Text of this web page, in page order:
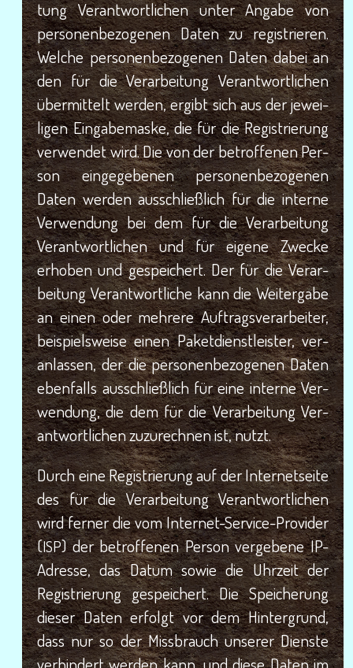
tung Ver­ant­wort­li­chen unter Anga­be von
per­so­nen­be­zo­ge­nen Daten zu regis­trie­ren.
Wel­che per­so­nen­be­zo­ge­nen Daten dabei an
den für die Ver­ar­bei­tung Ver­ant­wort­li­chen
über­mit­telt wer­den, ergibt sich aus der jewei­
li­gen Ein­ga­be­mas­ke, die für die Regis­trie­rung
ver­wen­det wird. Die von der betrof­fe­nen Per­
son ein­ge­ge­be­nen per­so­nen­be­zo­ge­nen
Daten wer­den aus­schließ­lich für die inter­ne
Ver­wen­dung bei dem für die Ver­ar­bei­tung
Ver­ant­wort­li­chen und für eige­ne Zwe­cke
erho­ben und gespei­chert. Der für die Ver­ar­
bei­tung Ver­ant­wort­li­che kann die Wei­ter­ga­be
an einen oder meh­re­re Auf­trags­ver­ar­bei­ter,
bei­spiels­wei­se einen Paket­dienst­leis­ter, ver­
an­las­sen, der die per­so­nen­be­zo­ge­nen Daten
eben­falls aus­schließ­lich für eine inter­ne Ver­
wen­dung, die dem für die Ver­ar­bei­tung Ver­
ant­wort­li­chen zuzu­rech­nen ist, nutzt.
Durch eine Regis­trie­rung auf der Inter­net­sei­te
des für die Ver­ar­bei­tung Ver­ant­wort­li­chen
wird fer­ner die vom Inter­net-Ser­vice-Pro­vi­der
(ISP) der betrof­fe­nen Per­son ver­ge­be­ne IP-
Adres­se, das Datum sowie die Uhr­zeit der
Regis­trie­rung gespei­chert. Die Spei­che­rung
die­ser Daten erfolgt vor dem Hin­ter­grund,
dass nur so der Miss­brauch unse­rer Diens­te
ver­hin­dert wer­den kann, und die­se Daten im